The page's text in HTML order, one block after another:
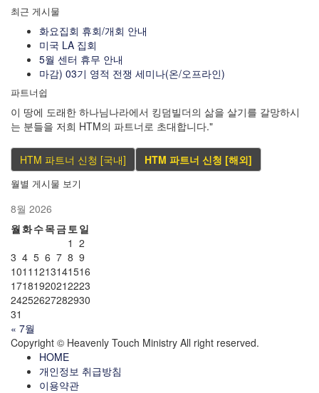
최근 게시물
화요집회 휴회/개회 안내
미국 LA 집회
5월 센터 휴무 안내
마감) 03기 영적 전쟁 세미나(온/오프라인)
파트너쉽
이 땅에 도래한 하나님나라에서 킹덤빌더의 삶을 살기를 갈망하시
는 분들을 저희 HTM의 파트너로 초대합니다."
HTM 파트너 신청 [국내] HTM 파트너 신청 [해외]
월별 게시물 보기
8월 2026
월화수목금 토 일
« 7월
1 2
3 4 5 6 7 8 9
1011 1213141516
17181920212223
24252627282930
31
Copyright © Heavenly Touch Ministry All right reserved.
HOME
개인정보 취급방침
이용약관